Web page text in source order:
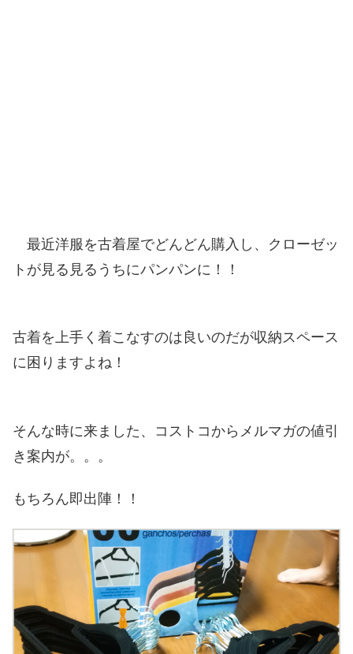
最近洋服を古着屋でどんどん購入し、クローゼッ
トが見る見るうちにパンパンに！！
古着を上手く着こなすのは良いのだが収納スペース
に困りますよね！
そんな時に来ました、コストコからメルマガの値引
き案内が。。。
もちろん即出陣！！